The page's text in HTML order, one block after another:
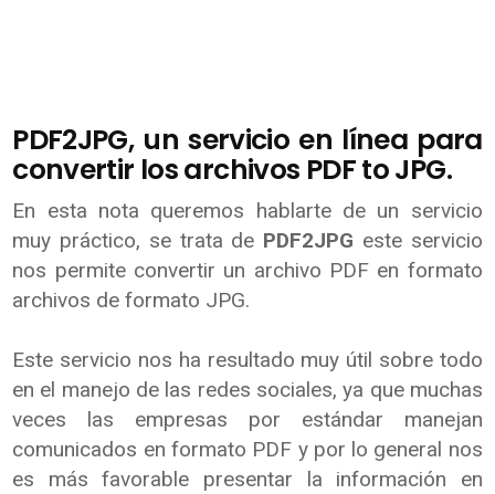
PDF2JPG, un servicio en línea para
convertir los archivos PDF to JPG.
En esta nota queremos hablarte de un servicio
muy práctico, se trata de PDF2JPG este servicio
nos permite convertir un archivo PDF en formato
archivos de formato JPG.
Este servicio nos ha resultado muy útil sobre todo
en el manejo de las redes sociales, ya que muchas
veces las empresas por estándar manejan
comunicados en formato PDF y por lo general nos
es más favorable presentar la información en